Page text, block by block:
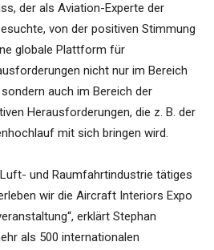
der als Aviation-Experte der
von der positiven Stimmung
globale Plattform für
nicht nur im Bereich
auch im Bereich der
Herausforderungen, die z. B. der
mit sich bringen wird.
und Raumfahrtindustrie tätiges
wir die Aircraft Interiors Expo
erklärt Stephan
als 500 internationalen